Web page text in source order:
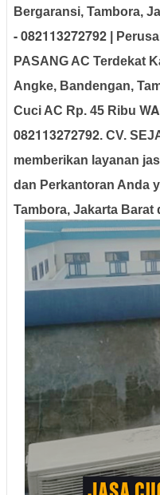
Bergaransi, Tambora,
- 082113272792
|
PASANG AC Terdekat
Angke, Bandengan,
Cuci AC Rp. 45 Ribu
082113272792. CV.
memberikan layanan
dan Perkantoran Anda
Tambora, Jakarta Barat